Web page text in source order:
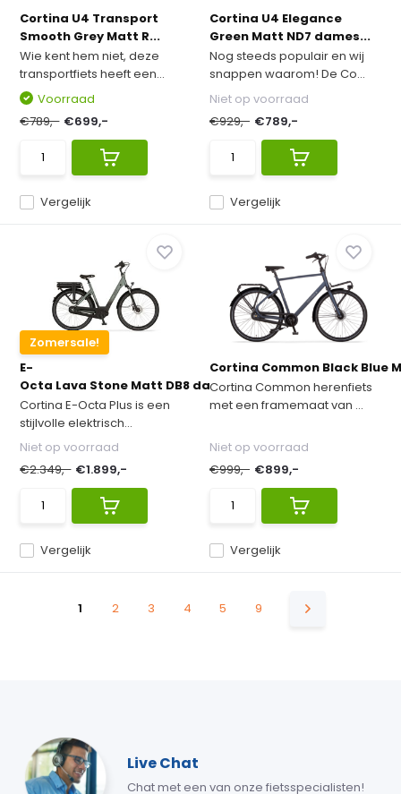
Cortina U4 Transport
Smooth Grey Matt R...
Wie kent hem niet, deze
transportfiets heeft een...
Vergelijk
Voorraad
€789,- €699,-
Cortina U4 Elegance
Green Matt ND7 dames...
Nog steeds populair en wij
snappen waarom! De Co...
Vergelijk
Niet op voorraad
€929,- €789,-
Zomersale!
E-
Octa Lava Stone Matt DB8 dames 2022 ...
Cortina E-Octa Plus is een
stijlvolle elektrisch...
Vergelijk
Niet op voorraad
€2.349,- €1.899,-
Cortina Common Black Blue
Cortina Common herenfiets
met een framemaat van ...
Vergelijk
Niet op voorraad
€999,- €899,-
1 2 3 4 5 9
Live Chat
Chat met een van onze fietsspecialisten!